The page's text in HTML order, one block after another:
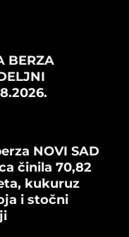
BERZA
NOVI SAD
činila 70,82
kukuruz
i stočni